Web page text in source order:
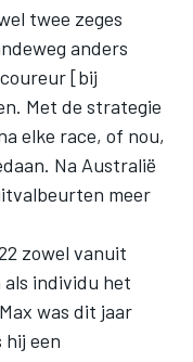
twee zeges
anders
[bij
Met de strategie
elke race, of nou,
Na Australië
meer
zowel vanuit
individu het
was dit jaar
hij een